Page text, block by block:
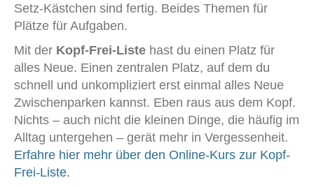
Setz-Kästchen sind fertig. Beides Themen für
Plätze für Aufgaben.
Mit der Kopf-Frei-Liste hast du einen Platz für
alles Neue. Einen zentralen Platz, auf dem du
schnell und unkompliziert erst einmal alles Neue
Zwischenparken kannst. Eben raus aus dem Kopf.
Nichts – auch nicht die kleinen Dinge, die häufig im
Alltag untergehen – gerät mehr in Vergessenheit.
Erfahre hier mehr über den Online-Kurs zur Kopf-
Frei-Liste.